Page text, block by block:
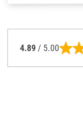
4.89 / 5.00